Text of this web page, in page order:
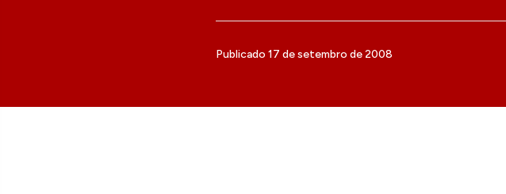
Publicado 17 de setembro de 2008